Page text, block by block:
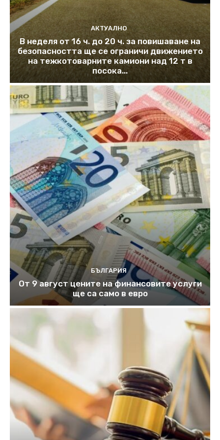
АКТУАЛНО
В неделя от 16 ч. до 20 ч. за повишаване на
безопасността ще се ограничи движението
на тежкотоварните камиони над 12 т в
посока...
БЪЛГАРИЯ
От 9 август цените на финансовите услуги
ще са само в евро